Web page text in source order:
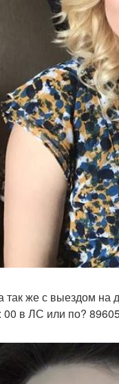
же с выездом на
00 в ЛС или по?